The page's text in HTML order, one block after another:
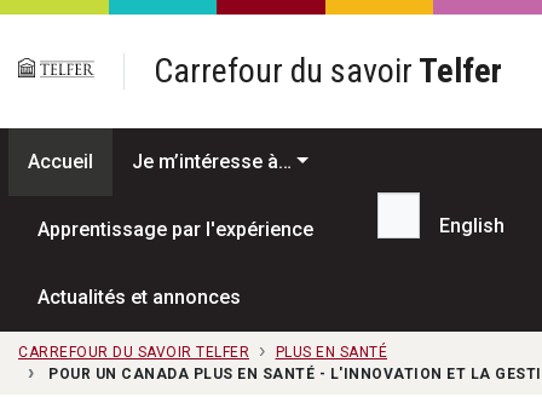
Passer au contenu principal
Carrefour du savoir Telfer
Accueil Je m’intéresse à…
Apprentissage par l'expérience
Actualités et annonces
Recherche...
English
CARREFOUR DU SAVOIR TELFER
PLUS EN SANTÉ
POUR UN CANADA PLUS EN SANTÉ - L'INNOVATION ET LA